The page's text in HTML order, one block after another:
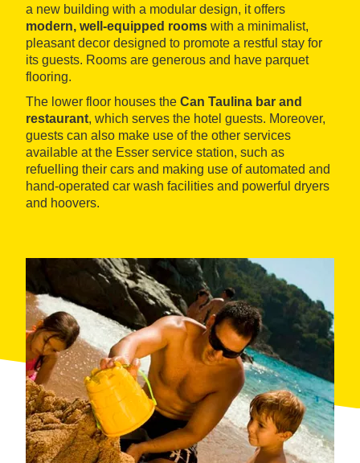
a new building with a modular design, it offers
modern, well-equipped rooms with a minimalist,
pleasant decor designed to promote a restful stay for
its guests. Rooms are generous and have parquet
flooring.
The lower floor houses the Can Taulina bar and
restaurant, which serves the hotel guests. Moreover,
guests can also make use of the other services
available at the Esser service station, such as
refuelling their cars and making use of automated and
hand-operated car wash facilities and powerful dryers
and hoovers.